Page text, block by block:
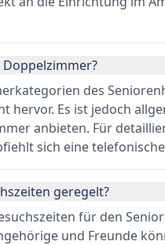
Doppelzimmer?
des
hervor. Es ist jedoch
anbieten. Für
sich eine
geregelt?
für den
und Freunde